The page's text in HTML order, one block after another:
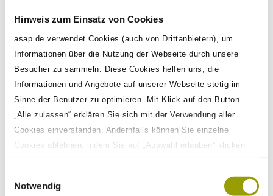
Hinweis zum Einsatz von Cookies
asap.de verwendet Cookies (auch von Drittanbietern), um
Informationen über die Nutzung der Webseite durch unsere
Besucher zu sammeln. Diese Cookies helfen uns, die
Informationen und Angebote auf unserer Webseite stetig im
Sinne der Benutzer zu optimieren. Mit Klick auf den Button
„Alle zulassen“ erklären Sie sich mit der Verwendung aller
Cookies einverstanden. Andernfalls können Sie einzelne
Cookies ablehnen, indem Sie auf „Auswahl erlauben“ klicken
sowie diese Einstellungen jederzeit aufrufen und Cookies auch
nachträglich jederzeit abwählen. Weitere Informationen zu den
Datenverarbeitungen finden Sie auf unserer
Notwendig
Festlegung der Zielsetzung,
Zielgruppe und inhaltliche
Ausrichtung Ihres
Schulungsprojekts